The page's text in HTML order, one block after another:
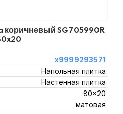
коричневый SG705990R
х9999293571
Напольная плитка
Настенная плитка
80x20
матовая